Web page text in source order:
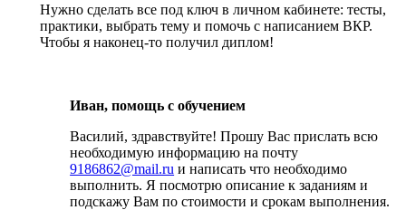
Нужно сделать все под ключ в личном кабинете: тесты,
практики, выбрать тему и помочь с написанием ВКР.
Чтобы я наконец-то получил диплом!
Иван, помощь с обучением
Василий, здравствуйте! Прошу Вас прислать всю
необходимую информацию на почту
9186862@mail.ru и написать что необходимо
выполнить. Я посмотрю описание к заданиям и
подскажу Вам по стоимости и срокам выполнения.